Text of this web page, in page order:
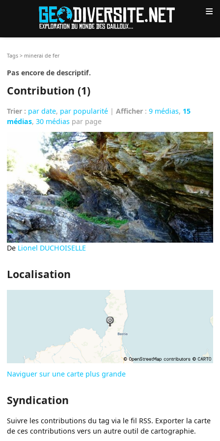
≡
Tags > minerai de fer
Pas encore de descriptif.
Contribution (1)
Trier : par date, par popularité |Afficher :9 médias, 15
médias,30 médias par page
De Lionel DUCHOISELLE
Localisation
Naviguer sur une carte plus grande
Syndication
Suivre les contributions du tag via le fil RSS. Exporter la carte
de ces contributions vers un autre outil de cartographie.